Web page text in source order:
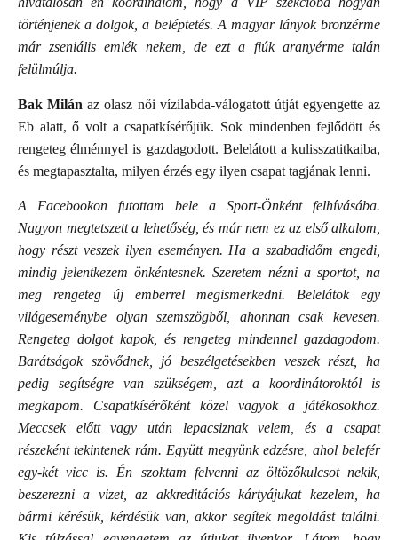
történjenek a dolgok, a beléptetés. A magyar lányok bronzérme
már zseniális emlék nekem, de ezt a fiúk aranyérme talán
felülmúlja.
Bak Milánaz olasz női vízilabda-válogatott útját egyengette az
Eb alatt, ő volt a csapatkísérőjük. Sok mindenben fejlődött és
rengeteg élménnyel is gazdagodott. Belelátott a kulisszatitkaiba,
és megtapasztalta, milyen érzés egy ilyen csapat tagjának lenni.
A Facebookon futottam bele a Sport-Önként felhívásába.
Nagyon megtetszett a lehetőség, és már nem ez az első alkalom,
hogy részt veszek ilyen eseményen. Ha a szabadidőm engedi,
mindig jelentkezem önkéntesnek. Szeretem nézni a sportot, na
meg rengeteg új emberrel megismerkedni. Belelátok egy
világeseménybe olyan szemszögből, ahonnan csak kevesen.
Rengeteg dolgot kapok, és rengeteg mindennel gazdagodom.
Barátságok szövődnek, jó beszélgetésekben veszek részt, ha
pedig segítségre van szükségem, azt a koordinátoroktól is
megkapom. Csapatkísérőként közel vagyok a játékosokhoz.
Meccsek előtt vagy után lepacsiznak velem, és a csapat
részeként tekintenek rám. Együtt megyünk edzésre, ahol belefér
egy-két vicc is. Én szoktam felvenni az öltözőkulcsot nekik,
beszerezni a vizet, az akkreditációs kártyájukat kezelem, ha
bármi kérésük, kérdésük van, akkor segítek megoldást találni.